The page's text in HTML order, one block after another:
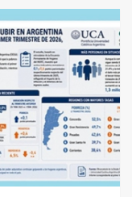
un
en
hasta Axion